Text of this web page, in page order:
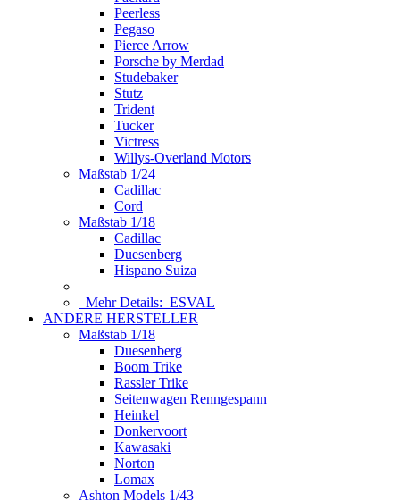
Peerless
Pegaso
Pierce Arrow
Porsche by Merdad
Studebaker
Stutz
Trident
Tucker
Victress
Willys-Overland Motors
Maßstab 1/24
Cadillac
Cord
Maßstab 1/18
Cadillac
Duesenberg
Hispano Suiza
Mehr Details: ESVAL
ANDERE HERSTELLER
Maßstab 1/18
Duesenberg
Boom Trike
Rassler Trike
Seitenwagen Renngespann
Heinkel
Donkervoort
Kawasaki
Norton
Lomax
Ashton Models 1/43